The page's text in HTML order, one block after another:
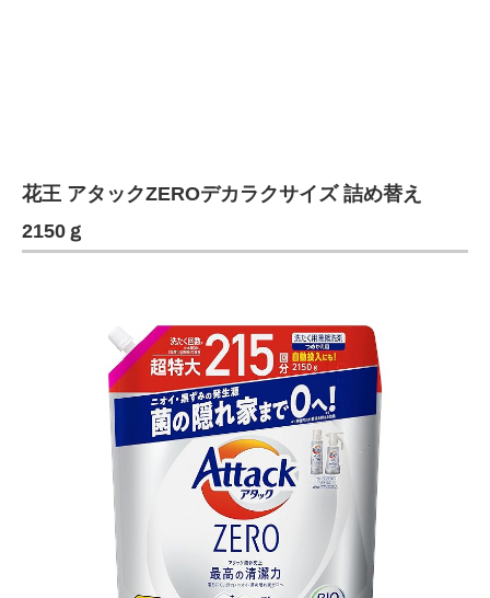
花王 アタックZEROデカラクサイズ 詰め替え
2150ｇ